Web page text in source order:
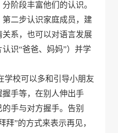
阶段丰富他们的认识。
二步认识家庭成员，建
系，也可以对语言发展
识“爸爸、妈妈”）并学
学校可以多和引导小朋友
手等，在别人伸出手
手与对方握手。告别
拜”的方式来表示再见，